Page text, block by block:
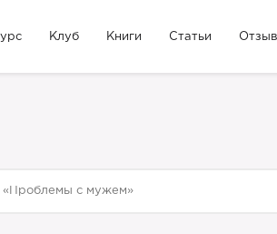
Клуб Книги Статьи